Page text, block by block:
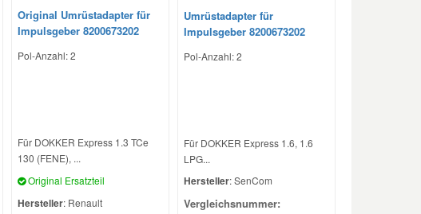
Original Umrüstadapter für
Impulsgeber 8200673202
Pol-Anzahl: 2
Für DOKKER Express 1.3 TCe
130 (FENE), ...
Original Ersatzteil
Hersteller: Renault
Umrüstadapter für
Impulsgeber 8200673202
Pol-Anzahl: 2
Für DOKKER Express 1.6, 1.6
LPG...
Hersteller: SenCom
Vergleichsnummer: